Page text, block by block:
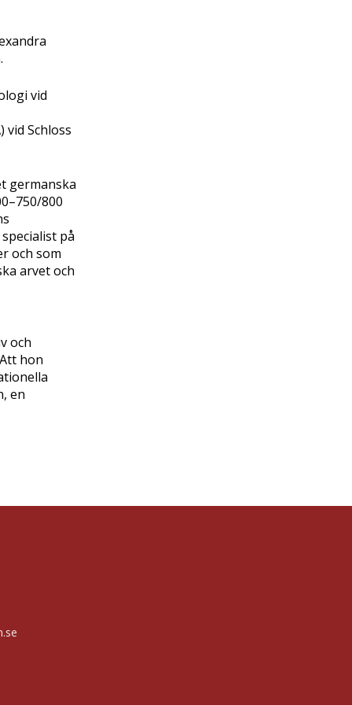
vid
Schloss
germanska
800
på
och som
arvet och
och
hon
en